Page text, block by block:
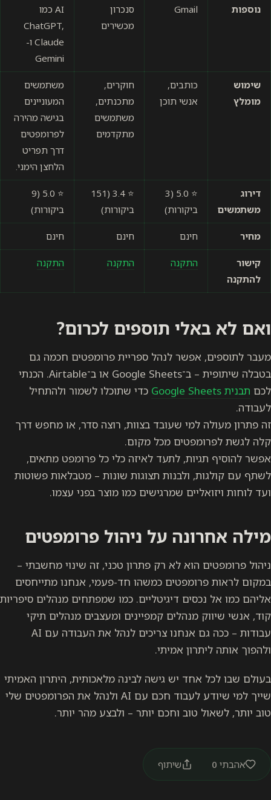
נוספות
Gmail
סנכרון
מכשירים
AI כמו
ChatGPT,
Claude ו-
Gemini
שימוש
מומלץ
כותבים,
אנשי תוכן
חוקרים,
מתכנתים,
משתמשים
מתקדמים
משתמשים
המעוניינים
בגישה מהירה
לפרומפטים
דרך תפריט
הלחצן הימני.
דירוג
משתמשים
⭐ 5.0 (3
ביקורות)
⭐ 3.4 (151
ביקורות)
⭐ 5.0 (9
ביקורות)
מחיר חינם חינם חינם
קישור
להתקנה
התקנה התקנה התקנה
ואם לא באלי תוספים לכרום?
מעבר לתוספים, אפשר לנהל ספריית פרומפטים חכמה גם
בטבלה שיתופית – ב־Google Sheets או ב־Airtable. הכנתי
לכם תבנית Google Sheets
כדי שתוכלו לשמור ולהתחיל
לעבודה.
זה פתרון מעולה למי שעובד בצוות, רוצה סדר, או מחפש דרך
קלה לגשת לפרומפטים מכל מקום.
אפשר להוסיף תגיות, לתעד לאיזה כלי כל פרומפט מתאים,
לשתף עם קולגות, ולבנות תצוגות שונות – מטבלאות פשוטות
ועד לוחות ויזואליים שמרגישים כמו מוצר בפני עצמו.
מילה אחרונה על ניהול פרומפטים
ניהול פרומפטים הוא לא רק פתרון טכני, זה שינוי מחשבתי –
במקום לראות פרומפטים כמשהו חד-פעמי, אנחנו מתייחסים
אליהם כמו אל נכסים דיגיטליים. כמו שמפתחים מנהלים סיפריות
קוד, אנשי שיווק מנהלים קמפיינים ומעצבים מנהלים תיקי
עבודות – ככה גם אנחנו צריכים לנהל את העבודה עם AI
ולהפוך אותה ליתרון אמיתי.
בעולם שבו לכל אחד יש גישה לבינה מלאכותית, היתרון האמיתי
שייך למי שיודע לעבוד חכם עם AI ולנהל את הפרומפטים שלי
טוב יותר, לשאול טוב וחכם יותר – ולבצע מהר יותר.
אהבתי 0 שיתוף